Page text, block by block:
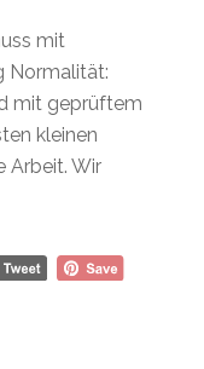
mit
Normalität:
mit geprüftem
kleinen
Arbeit. Wir